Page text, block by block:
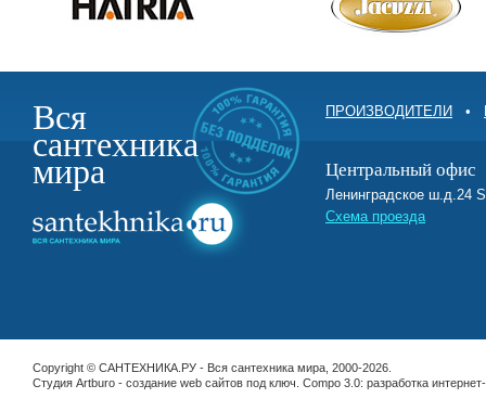
Вся
сантехника
мира
ПРОИЗВОДИТЕЛИ •
Центральный офис
Ленинградское ш.д.24
Схема проезда
Copyright © САНТЕХНИКА.РУ - Вся сантехника мира, 2000-2026.
Студия Artburo - cоздание web сайтов под ключ . Compo 3.0: разработка